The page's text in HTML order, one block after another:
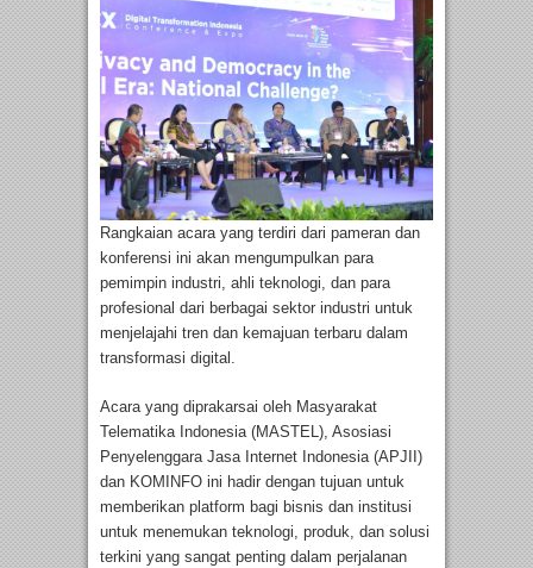
Rangkaian acara yang terdiri dari pameran dan
konferensi ini akan mengumpulkan para
pemimpin industri, ahli teknologi, dan para
profesional dari berbagai sektor industri untuk
menjelajahi tren dan kemajuan terbaru dalam
transformasi digital.
Acara yang diprakarsai oleh Masyarakat
Telematika Indonesia (MASTEL), Asosiasi
Penyelenggara Jasa Internet Indonesia (APJII)
dan KOMINFO ini hadir dengan tujuan untuk
memberikan platform bagi bisnis dan institusi
untuk menemukan teknologi, produk, dan solusi
terkini yang sangat penting dalam perjalanan